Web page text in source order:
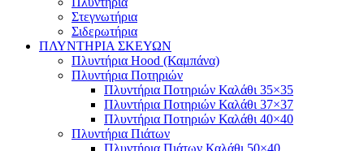
Στεγνωτήρια
Σιδερωτήρια
ΠΛΥΝΤΗΡΙΑ ΣΚΕΥΩΝ
Πλυντήρια Hood (Καμπάνα)
Πλυντήρια Ποτηριών
Πλυντήρια Ποτηριών Καλάθι 35×35
Πλυντήρια Ποτηριών Καλάθι 37×37
Πλυντήρια Ποτηριών Καλάθι 40×40
Πλυντήρια Πιάτων
Πλυντήρια Πιάτων Καλάθι 50×40